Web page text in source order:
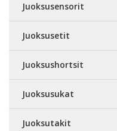
Juoksusensorit
Juoksusetit
Juoksushortsit
Juoksusukat
Juoksutakit